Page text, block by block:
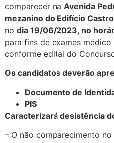
comparecer na Avenida
mezanino do Edifício Castro
no dia 19/06/2023, no
para fins de exames médico
conforme edital do
Os candidatos deverão
Documento de
PIS
Caracterizará desistência
– O não comparecimento